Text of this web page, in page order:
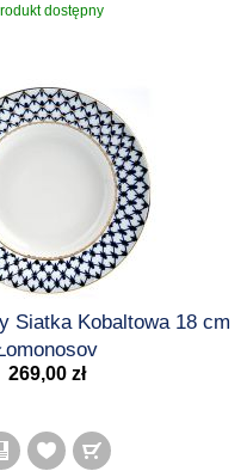
dostępny
Siatka Kobaltowa 18 cm
269,00 zł